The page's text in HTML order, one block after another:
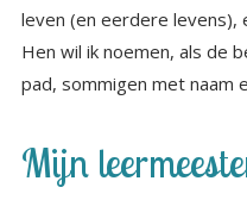
leven (en eerdere levens),
Hen wil ik noemen, als de
pad, sommigen met naam
Mijn